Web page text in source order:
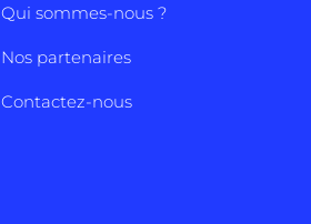
Qui sommes-nous ?
Nos partenaires
Contactez-nous